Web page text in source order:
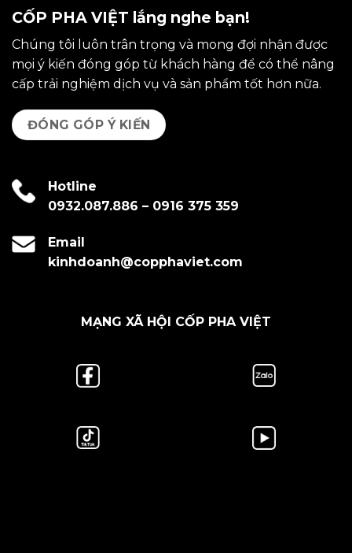
CỐP PHA VIỆT lắng nghe bạn!
Chúng tôi luôn trân trọng và mong đợi nhận được
mọi ý kiến đóng góp từ khách hàng để có thể nâng
cấp trải nghiệm dịch vụ và sản phẩm tốt hơn nữa.
ĐÓNG GÓP Ý KIẾN
Hotline
0932.087.886 – 0916 375 359
Email
kinhdoanh@copphaviet.com
MẠNG XÃ HỘI CỐP PHA VIỆT